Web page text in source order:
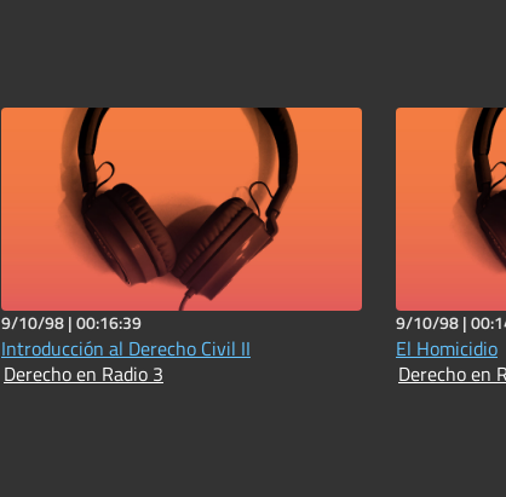
9/10/98 |00:16:39
Introducción al Derecho Civil II
Derecho en Radio 3
9/10/98 |
El Homicidio
Derecho en